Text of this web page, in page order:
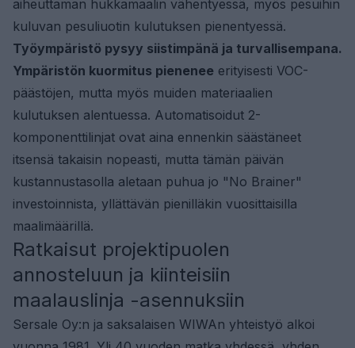
aiheuttaman hukkamaalin vähentyessä, myös pesuihin
kuluvan pesuliuotin kulutuksen pienentyessä.
Työympäristö pysyy siistimpänä ja turvallisempana.
Ympäristön kuormitus pienenee erityisesti VOC-
päästöjen, mutta myös muiden materiaalien
kulutuksen alentuessa. Automatisoidut 2-
komponenttilinjat ovat aina ennenkin säästäneet
itsensä takaisin nopeasti, mutta tämän päivän
kustannustasolla aletaan puhua jo "No Brainer"
investoinnista, yllättävän pienilläkin vuosittaisilla
maalimäärillä.
Ratkaisut projektipuolen
annosteluun ja kiinteisiin
maalauslinja -asennuksiin
Sersale Oy:n ja saksalaisen WIWAn yhteistyö alkoi